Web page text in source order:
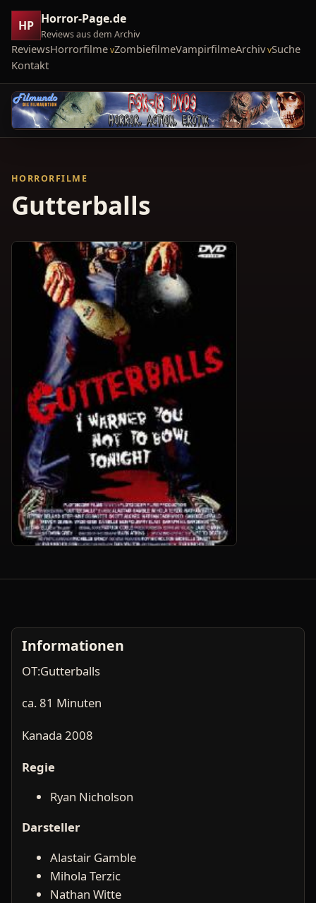
HP Horror-Page.de
Reviews aus dem Archiv
ReviewsHorrorfilme ZombiefilmeVampirfilmeArchiv Suche
Kontakt
HORRORFILME
Gutterballs
Informationen
OT:Gutterballs
ca. 81 Minuten
Kanada 2008
Regie
Ryan Nicholson
Darsteller
Alastair Gamble
Mihola Terzic
Nathan Witte